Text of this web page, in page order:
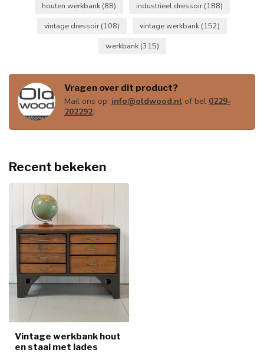
houten werkbank (88) industrieel dressoir(188)
vintage dressoir(108) vintage werkbank (152)
werkbank (315)
Vragen over dit product?
Mail ons op: info@oldwood.nl of bel 0229-
202292.
Recent bekeken
Vintage werkbank hout
en staal met lades